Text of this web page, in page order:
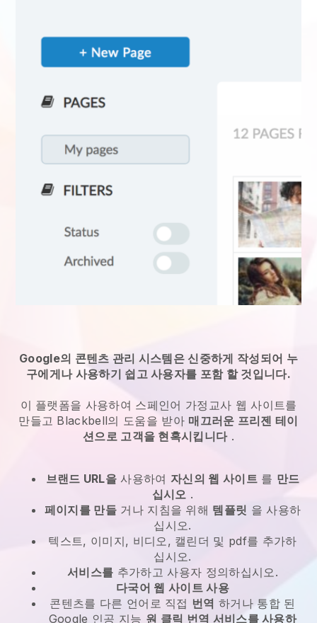
Google의 콘텐츠 관리 시스템은 신중하게 작성되어 누
구에게나 사용하기 쉽고 사용자를 포함 할 것입니다.
이 플랫폼을 사용하여 스페인어 가정교사 웹 사이트를
만들고 Blackbell의 도움을 받아 매끄러운 프리젠 테이
션으로 고객을 현혹시킵니다.
브랜드 URL을 사용하여 자신의 웹 사이트를 만드
십시오 .
페이지를 만들거나 지침을 위해 템플릿 을 사용하
십시오.
텍스트, 이미지, 비디오, 캘린더 및 pdf를 추가하
십시오.
서비스를 추가하고 사용자 정의하십시오.
다국어 웹 사이트 사용
콘텐츠를 다른 언어로 직접 번역 하거나 통합 된
Google 인공 지능 원 클릭 번역 서비스를 사용하